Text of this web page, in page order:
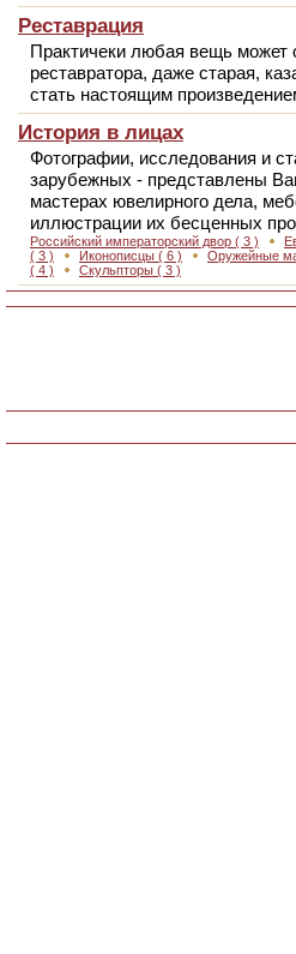
Реставрация
Практичеки любая вещь может
реставратора, даже старая,
стать настоящим
История в лицах
Фотографии, исследования и
зарубежных - представлены
мастерах ювелирного дела,
иллюстрации их бесценных
Российский императорский двор ( 3 )
( 3 )
Иконописцы ( 6 ) Оружейные
( 4 )
Скульпторы ( 3 )